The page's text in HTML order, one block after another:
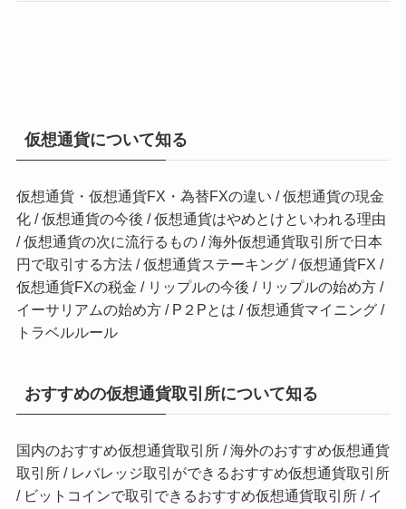
仮想通貨について知る
仮想通貨・仮想通貨FX・為替FXの違い /仮想通貨の現金
化/仮想通貨の今後 /仮想通貨はやめとけといわれる理由
/仮想通貨の次に流行るもの/海外仮想通貨取引所で日本
円で取引する方法/仮想通貨ステーキング/仮想通貨FX /
仮想通貨FXの税金 / リップルの今後 / リップルの始め方/
イーサリアムの始め方/ P２Pとは /仮想通貨マイニング/
トラベルルール
おすすめの仮想通貨取引所について知る
国内のおすすめ仮想通貨取引所/海外のおすすめ仮想通貨
取引所/ レバレッジ取引ができるおすすめ仮想通貨取引所
/ ビットコインで取引できるおすすめ仮想通貨取引所/ イ